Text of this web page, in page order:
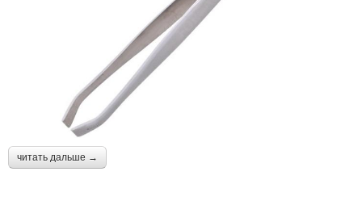
читать дальше →